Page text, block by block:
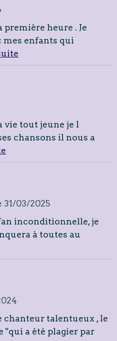
première heure . Je
mes enfants qui
vie tout jeune je l
chansons il nous a
31/03/2025
inconditionnelle, je
à toutes au
chanteur talentueux , le
"qui a été plagier par